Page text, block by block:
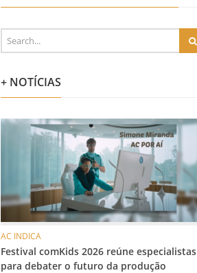
+ NOTÍCIAS
AC INDICA
Festival comKids 2026 reúne especialistas
para debater o futuro da produção